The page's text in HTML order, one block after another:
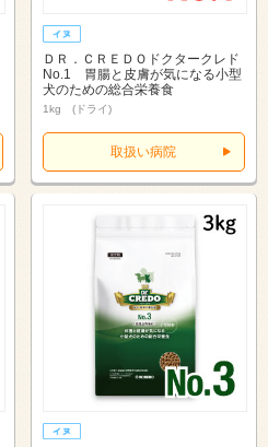
ＤＲ．ＣＲＥＤＯドクタークレド
No.1 胃腸と皮膚が気になる小型
犬のための総合栄養食
1kg (ドライ)
取扱い病院